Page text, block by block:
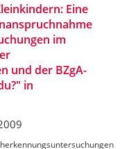
Eine
im
und der BZgA-
in